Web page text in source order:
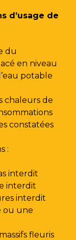
d’usage de
du
en niveau
potable
chaleurs de
constatées
:
interdit
interdit
interdit
ou une
fleuris